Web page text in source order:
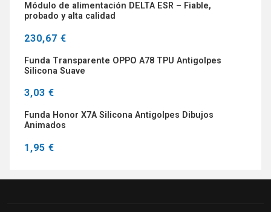
Módulo de alimentación DELTA ESR – Fiable,
probado y alta calidad
230,67 €
Funda Transparente OPPO A78 TPU Antigolpes
Silicona Suave
3,03 €
Funda Honor X7A Silicona Antigolpes Dibujos
Animados
1,95 €